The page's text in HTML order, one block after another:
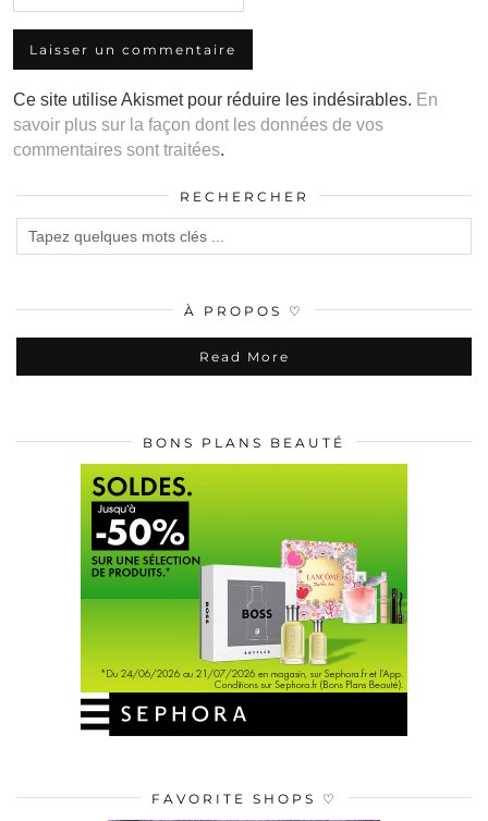
Ce site utilise Akismet pour réduire les indésirables. En
savoir plus sur la façon dont les données de vos
commentaires sont traitées.
RECHERCHER
À PROPOS ♡
Read More
BONS PLANS BEAUTÉ
FAVORITE SHOPS ♡